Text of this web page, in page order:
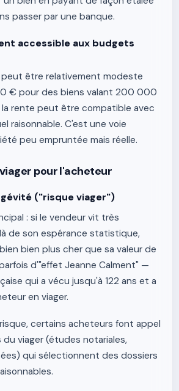
passer par une banque.
accessible aux budgets
être relativement modeste
€ pour des biens valant 200 000
rente peut être compatible avec
raisonnable. C'est une voie
peu empruntée mais réelle.
pour l'acheteur
("risque viager")
: si le vendeur vit très
de son espérance statistique,
bien plus cher que sa valeur de
d'"effet Jeanne Calment" —
qui a vécu jusqu'à 122 ans et a
en viager.
certains acheteurs font appel
viager (études notariales,
qui sélectionnent des dossiers